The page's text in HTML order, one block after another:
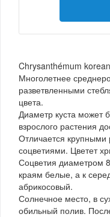
Chrysanthémum
Многолетнее
разветвленными
цвета.
Диаметр куста может
взрослого растения
Отличается
соцветиями. Цветет
Соцветия диаметром
краям белые, а к
абрикосовый.
Солнечное место, в
обильный полив.